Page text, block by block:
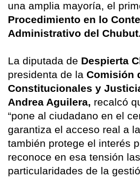
una amplia mayoría, el
Procedimiento en lo
Administrativo del
La diputada de Despierta
presidenta de la Comisión
Constitucionales y
Andrea Aguilera, recalcó
“pone al ciudadano en el
garantiza el acceso real a
también protege el interés
reconoce en esa tensión las
particularidades de la